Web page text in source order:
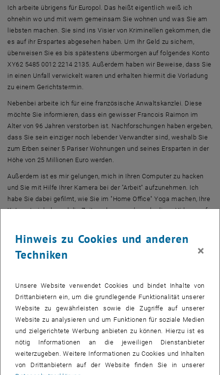
Ich arbeite übrigens für Europol. Das heißt eigentlich weiß ich
ohnehin wo und mit wem gemeinsam Sie wohnen und was Sie am
liebsten machen. Sie sind ins Visier von Kriminellen gekommen, die
es auf ihr Erspartes abgesehen haben. Um Ihr Geld zu sichern,
überweisen Sie es bis spätestens übermorgen auf folgendes Konto
XY62 5485 0012 2214 2135. Außerdem haben wir Beweise, dass Sie
in einen Unfall verwickelt waren und erhalten hiermit die Vorladung
zu einem Gerichtstermin.
Nebenbei arbeite ich für eine französische Anwaltskanzlei. Diese
möchte Sie informieren, dass ein gewisser Francois Raimon im
Alter von 96 Jahren verstorben ist. Nachforschungen haben ergeben,
dass Sie sein einziger noch lebender Verwandter sind, weshalb Sie
zum Erben seiner 5 Pariser Wohnungen und seines Ersparten in der
Höhe von 25 Millionen Euro werden.
Außerdem ist es mir gelungen, mich in Ihren Computer zu hacken
und Sie mit Hilfe Ihrer Kamera bei der "Arbeit" aufzunehmen. Ich
habe Sie dabei gefilmt, wie Sie im "Home Office" Yoga machen, Ihre
Katze streicheln und die Zeitung lesen und werde diese Videos auf
darauf hereinfallen.
Bei manchen E-Mails die in unseren upTudate Postfächern landen,
ist es leider oft weit weniger offensichtlich, dass es sich um
Phishingversuche handelt. Nehmen wir die unten abgebildete E-
Mail.
Dabei antwortet ein tatsächlicher Mitarbeiter der TU Wien auf eine
alte E-Mail und hängt einen Anhang an die E-Mail, der auch über
Hinweis zu Cookies und anderen
Techniken
×
Unsere Website verwendet Cookies und bindet Inhalte von
Drittanbietern ein, um die grundlegende Funktionalität unserer
Website zu gewährleisten sowie die Zugriffe auf unserer
Website zu analysieren und um Funktionen für soziale Medien
und zielgerichtete Werbung anbieten zu können. Hierzu ist es
nötig Informationen an die jeweiligen Dienstanbieter
weiterzugeben. Weitere Informationen zu Cookies und Inhalten
von Drittanbietern auf der Website finden Sie in unserer